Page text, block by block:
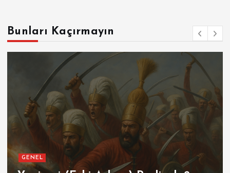
Bunları Kaçırmayın
GENEL